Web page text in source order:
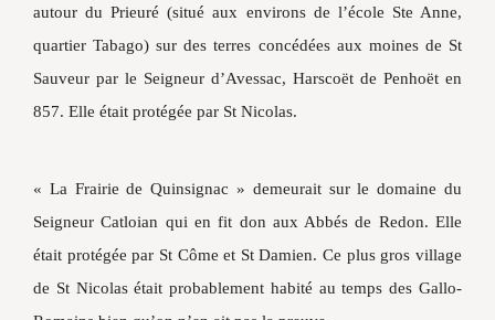
autour du Prieuré (situé aux environs de l’école Ste Anne,
quartier Tabago) sur des terres concédées aux moines de St
Sauveur par le Seigneur d’Avessac, Harscoët de Penhoët en
857. Elle était protégée par St Nicolas.
« La Frairie de Quinsignac » demeurait sur le domaine du
Seigneur Catloian qui en fit don aux Abbés de Redon. Elle
était protégée par St Côme et St Damien. Ce plus gros village
de St Nicolas était probablement habité au temps des Gallo-